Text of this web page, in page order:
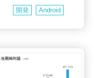
の中間のような
開発 Android